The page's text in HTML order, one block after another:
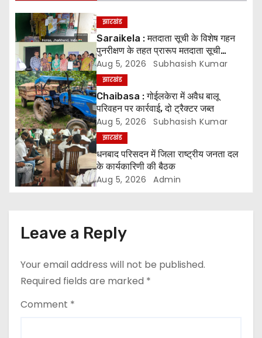
n
a
v
i
g
a
t
i
n
झारखंड
Saraikela : मतदाता सूची के विशेष गहन
पुनरीक्षण के तहत प्रारूप मतदाता सूची
प्रकाशित* *05 अगस्त से 04 सितंबर तक
दावे एवं आपत्तियां होंगी स्वीकार, 07 अक्टूबर
को जारी होगी अंतिम मतदाता सूची
Aug 5, 2026 Subhasish Kumar
झारखंड
Chaibasa : गोईलकेरा में अवैध बालू
परिवहन पर कार्रवाई, दो ट्रैक्टर जब्त
Aug 5, 2026 Subhasish Kumar
झारखंड
धनबाद परिसदन में जिला राष्ट्रीय जनता दल
के कार्यकारिणी की बैठक
Aug 5, 2026 Admin
Leave a Reply
Your email address will not be published.
Required fields are marked *
Comment *